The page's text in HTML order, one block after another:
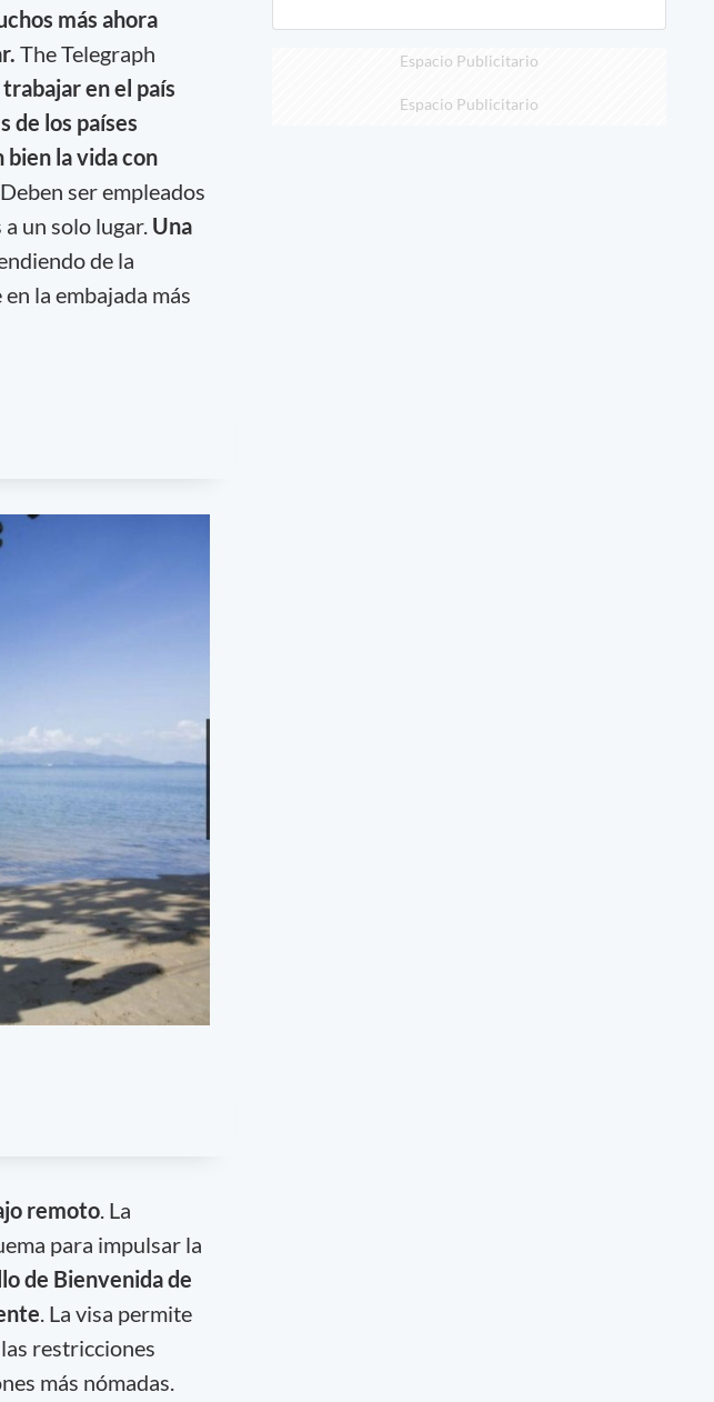
más ahora
The Telegraph
en el país
de los países
bien la vida con
ser empleados
un solo lugar. Una
de la
la embajada más
remoto. La
para impulsar la
de Bienvenida de
. La visa permite
restricciones
más nómadas.
Espacio Publicitario
Espacio Publicitario